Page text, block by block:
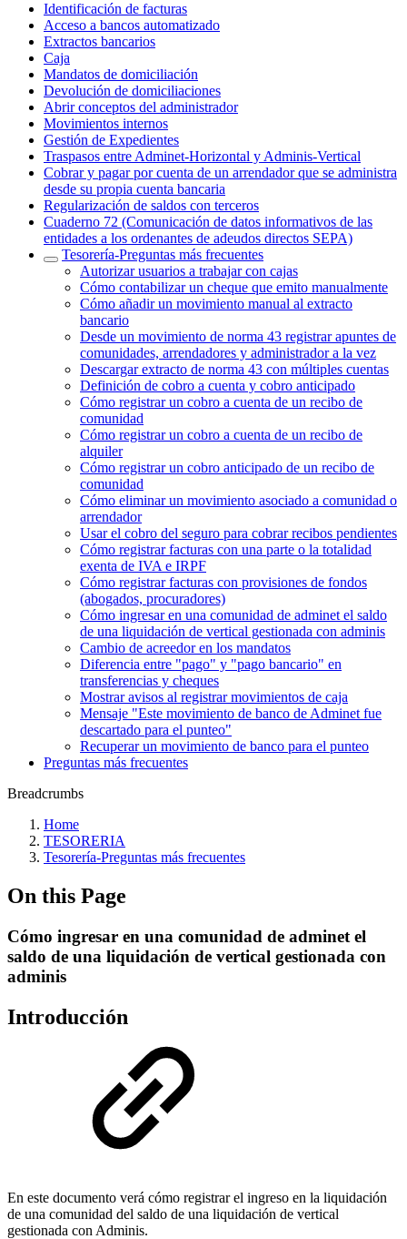
Identificación de facturas
Acceso a bancos automatizado
Extractos bancarios
Caja
Mandatos de domiciliación
Devolución de domiciliaciones
Abrir conceptos del administrador
Movimientos internos
Gestión de Expedientes
Traspasos entre Adminet-Horizontal y Adminis-Vertical
Cobrar y pagar por cuenta de un arrendador que se administra
desde su propia cuenta bancaria
Regularización de saldos con terceros
Cuaderno 72 (Comunicación de datos informativos de las
entidades a los ordenantes de adeudos directos SEPA)
Tesorería‎-‎Preguntas más frecuentes‎
Autorizar usuarios a trabajar con cajas
Cómo contabilizar un cheque que emito manualmente
Cómo añadir un movimiento manual al extracto
bancario
Desde un movimiento de norma 43 registrar apuntes de
comunidades, arrendadores y administrador a la vez
Descargar extracto de norma 43 con múltiples cuentas
Definición de cobro a cuenta y cobro anticipado
Cómo registrar un cobro a cuenta de un recibo de
comunidad
Cómo registrar un cobro a cuenta de un recibo de
alquiler
Cómo registrar un cobro anticipado de un recibo de
comunidad
Cómo eliminar un movimiento asociado a comunidad o
arrendador
Usar el cobro del seguro para cobrar recibos pendientes
Cómo registrar facturas con una parte o la totalidad
exenta de IVA e IRPF
Cómo registrar facturas con provisiones de fondos
(abogados, procuradores)
Cómo ingresar en una comunidad de adminet el saldo
de una liquidación de vertical gestionada con adminis
Cambio de acreedor en los mandatos
Diferencia entre "pago" y "pago bancario" en
transferencias y cheques
Mostrar avisos al registrar movimientos de caja
Mensaje "Este movimiento de banco de Adminet fue
descartado para el punteo"
Recuperar un movimiento de banco para el punteo
Preguntas más frecuentes
Breadcrumbs
Home
TESORERIA
Tesorería‎-‎Preguntas más frecuentes‎
On this Page
Cómo ingresar en una comunidad de adminet el
saldo de una liquidación de vertical gestionada con
adminis
Introducción
En este documento verá cómo registrar el ingreso en la liquidación
de una comunidad del saldo de una liquidación de vertical
gestionada con Adminis.